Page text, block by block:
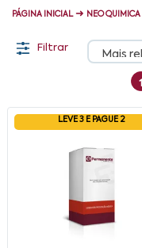
PÁGINA INICIAL ➜ NEO QUIMICA
Filtrar
1
LEVE 3 E PAGUE 2